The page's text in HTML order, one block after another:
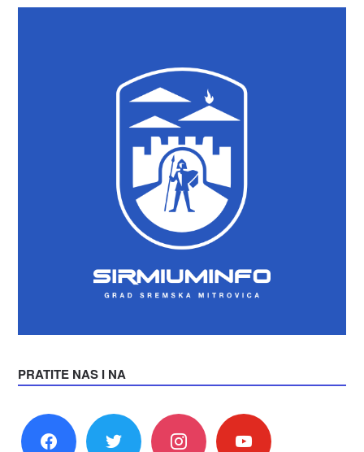
PRATITE NAS I NA
facebook twitter instagram youtube